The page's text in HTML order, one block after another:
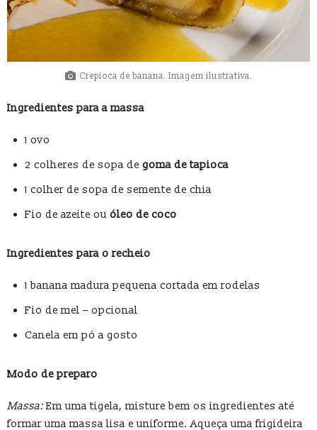
Crepioca de banana. Imagem ilustrativa.
Ingredientes para a massa
1 ovo
2 colheres de sopa de goma de tapioca
1 colher de sopa de semente de chia
Fio de azeite ou óleo de coco
Ingredientes para o recheio
1 banana madura pequena cortada em rodelas
Fio de mel – opcional
Canela em pó a gosto
Modo de preparo
Massa:Em uma tigela, misture bem os ingredientes até
formar uma massa lisa e uniforme. Aqueça uma frigideira